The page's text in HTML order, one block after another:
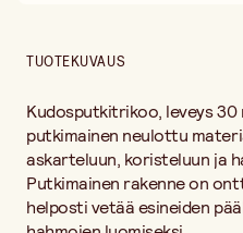
TUOTEKUVAUS
Kudosputkitrikoo, leveys 30
putkimainen neulottu
askarteluun, koristeluun ja
Putkimainen rakenne on
helposti vetää esineiden